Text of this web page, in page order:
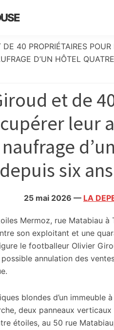
40 PROPRIÉTAIRES POUR
D’UN HÔTEL
et de
leur
six ans
25 mai 2026 — LA
Mermoz, rue Matabiau à
son exploitant et une
le footballeur Olivier
annulation des
blondes d’un immeuble à
deux panneaux
étoiles, au 50 rue